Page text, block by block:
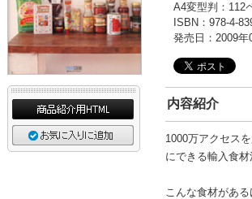
A4変型判：112
ISBN：978-4-
発売日：2009年
内容紹介
1000万アクセス
にできる輸入食材
こんな食材があ